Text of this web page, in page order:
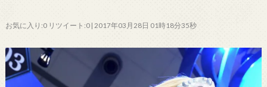
お気に入り:0 リツイート:0 | 2017年03月28日 01時18分35秒